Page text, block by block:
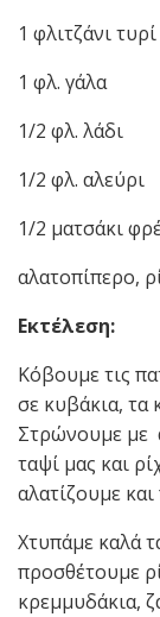
1 φλιτζάνι
1 φλ. γάλα
1/2 φλ. λάδι
1/2 φλ. αλεύρι
1/2 ματσάκι
αλατοπίπερο,
Εκτέλεση:
Κόβουμε τις
σε κυβάκια, τα
Στρώνουμε με
ταψί μας και
αλατίζουμε
Χτυπάμε καλά
προσθέτουμε
κρεμμυδάκια,